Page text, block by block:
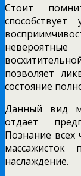
Стоит
позволяет
состояние
Данный вид
отдает
Познание всех
массажисток
наслаждение.